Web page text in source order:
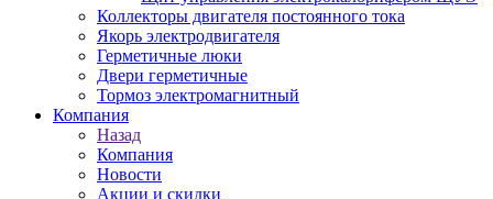
Коллекторы двигателя постоянного тока
Якорь электродвигателя
Герметичные люки
Двери герметичные
Тормоз электромагнитный
Компания
Назад
Компания
Новости
Акции и скидки